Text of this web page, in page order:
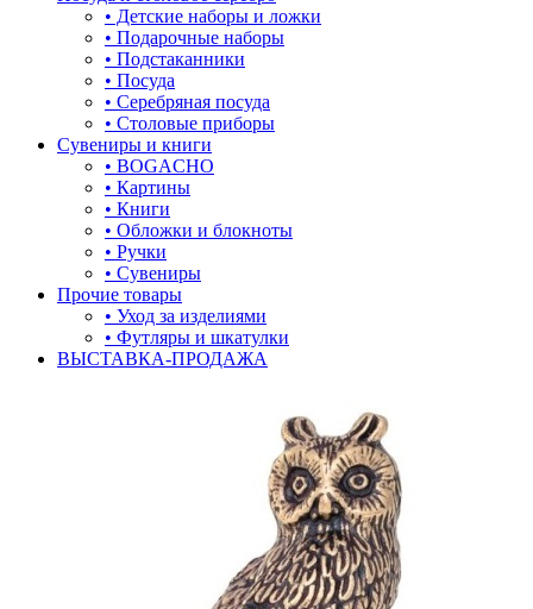
• Детские наборы и ложки
• Подарочные наборы
• Подстаканники
• Посуда
• Серебряная посуда
• Столовые приборы
Сувениры и книги
• BOGACHO
• Картины
• Книги
• Обложки и блокноты
• Ручки
• Сувениры
Прочие товары
• Уход за изделиями
• Футляры и шкатулки
ВЫСТАВКА-ПРОДАЖА